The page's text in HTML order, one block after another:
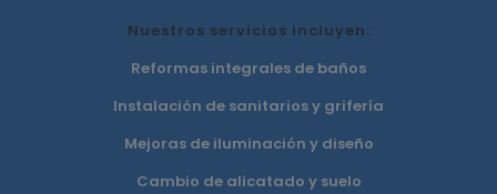
Nuestros servicios incluyen:
Reformas integrales de baños
Instalación de sanitarios y grifería
Mejoras de iluminación y diseño
Cambio de alicatado y suelo